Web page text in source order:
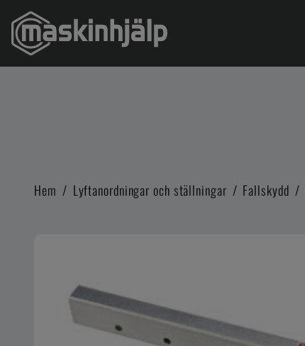
Hem / Lyftanordningar och ställningar / Fallskydd /